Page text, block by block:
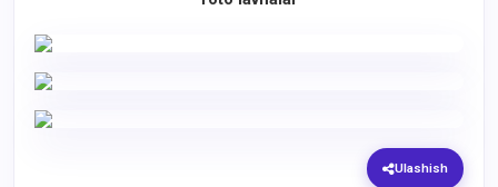
Ulashish